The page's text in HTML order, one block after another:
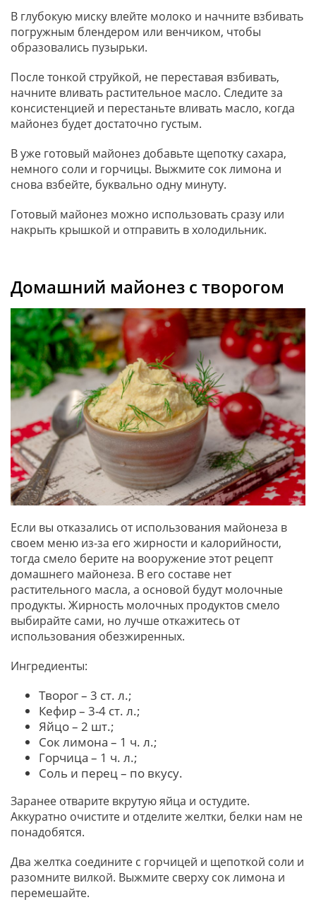
В глубокую миску влейте молоко и начните взбивать
погружным блендером или венчиком, чтобы
образовались пузырьки.
После тонкой струйкой, не переставая взбивать,
начните вливать растительное масло. Следите за
консистенцией и перестаньте вливать масло, когда
майонез будет достаточно густым.
В уже готовый майонез добавьте щепотку сахара,
немного соли и горчицы. Выжмите сок лимона и
снова взбейте, буквально одну минуту.
Готовый майонез можно использовать сразу или
накрыть крышкой и отправить в холодильник.
Домашний майонез с творогом
Если вы отказались от использования майонеза в
своем меню из-за его жирности и калорийности,
тогда смело берите на вооружение этот рецепт
домашнего майонеза. В его составе нет
растительного масла, а основой будут молочные
продукты. Жирность молочных продуктов смело
выбирайте сами, но лучше откажитесь от
использования обезжиренных.
Ингредиенты:
Творог – 3 ст. л.;
Кефир – 3-4 ст. л.;
Яйцо – 2 шт.;
Сок лимона – 1 ч. л.;
Горчица – 1 ч. л.;
Соль и перец – по вкусу.
Заранее отварите вкрутую яйца и остудите.
Аккуратно очистите и отделите желтки, белки нам не
понадобятся.
Два желтка соедините с горчицей и щепоткой соли и
разомните вилкой. Выжмите сверху сок лимона и
перемешайте.